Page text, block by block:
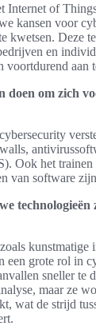
Internet of
kansen voor
kwetsen. Deze
en
voortdurend aan
doen om zich
Ook het trainen
van software
technologieën
kunstmatige
een grote rol in
sneller te
maar ze
wat de strijd